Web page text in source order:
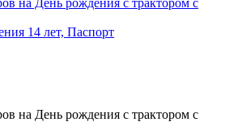
14 лет, Паспорт